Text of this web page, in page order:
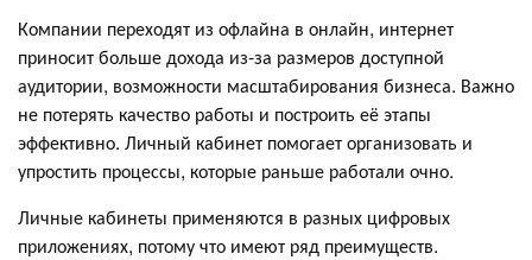
Компании переходят из офлайна в онлайн, интернет
приносит больше дохода из-за размеров доступной
аудитории, возможности масштабирования бизнеса. Важно
не потерять качество работы и построить её этапы
эффективно. Личный кабинет помогает организовать и
упростить процессы, которые раньше работали очно.
Личные кабинеты применяются в разных цифровых
приложениях, потому что имеют ряд преимуществ.